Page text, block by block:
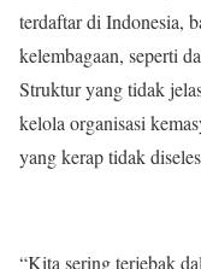
terdaftar di Indonesia,
kelembagaan, seperti
Struktur yang tidak
kelola organisasi
yang kerap tidak
“Kita sering terjebak